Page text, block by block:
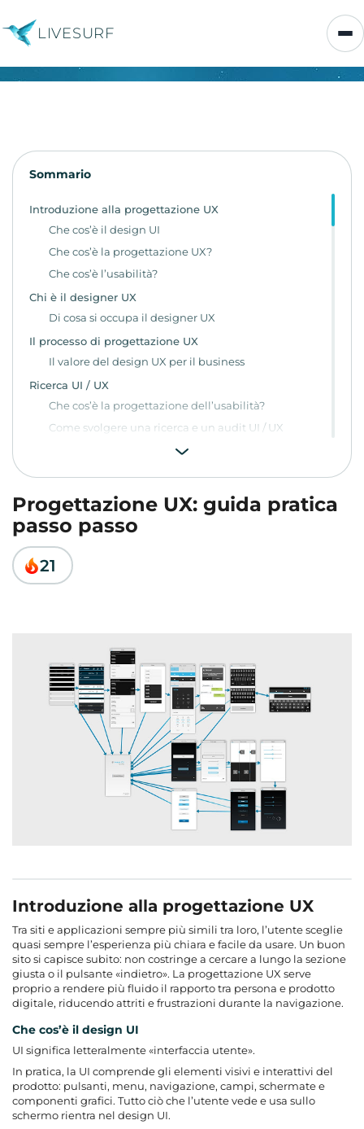
LIVESURF
Sommario
Introduzione alla progettazione UX
Che cos’è il design UI
Che cos’è la progettazione UX?
Che cos’è l’usabilità?
Chi è il designer UX
Di cosa si occupa il designer UX
Il processo di progettazione UX
Il valore del design UX per il business
Ricerca UI / UX
Che cos’è la progettazione dell’usabilità?
Come svolgere una ricerca e un audit UI / UX
Progettazione UX: guida pratica
passo passo
21
Introduzione alla progettazione UX
Tra siti e applicazioni sempre più simili tra loro, l’utente sceglie
quasi sempre l’esperienza più chiara e facile da usare. Un buon
sito si capisce subito: non costringe a cercare a lungo la sezione
giusta o il pulsante «indietro». La progettazione UX serve
proprio a rendere più fluido il rapporto tra persona e prodotto
digitale, riducendo attriti e frustrazioni durante la navigazione.
Che cos’è il design UI
UI significa letteralmente «interfaccia utente».
In pratica, la UI comprende gli elementi visivi e interattivi del
prodotto: pulsanti, menu, navigazione, campi, schermate e
componenti grafici. Tutto ciò che l’utente vede e usa sullo
schermo rientra nel design UI.